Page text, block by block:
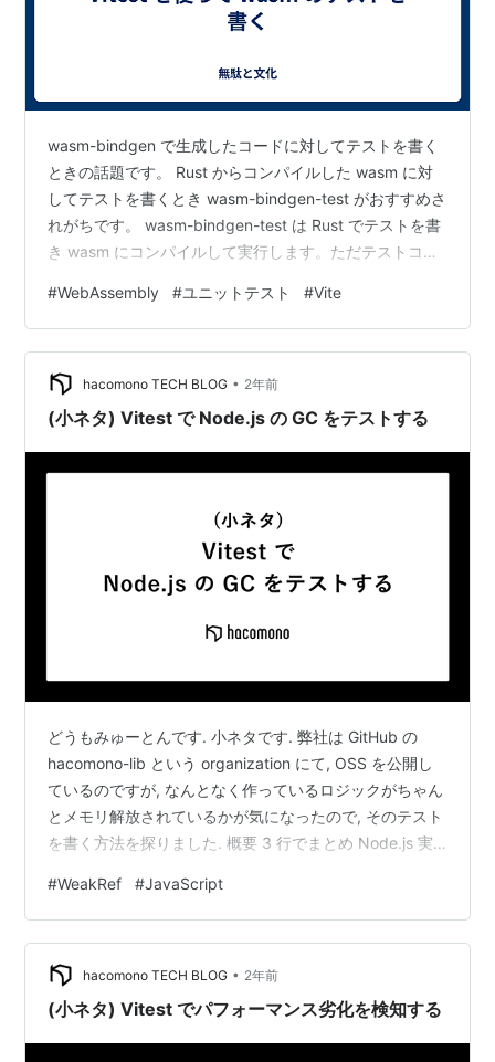
wasm-bindgen で生成したコードに対してテストを書く
ときの話題です。 Rust からコンパイルした wasm に対
してテストを書くとき wasm-bindgen-test がおすすめさ
れがちです。 wasm-bindgen-test は Rust でテストを書
き wasm にコンパイルして実行します。ただテストコー
程に問題があったときにわかりづらそうで少し嫌です。
JavaScript から呼び出す想定の wasm なら JavaScript
でテストコードを書くのがわかりやすいと思います。 と
いうわけで Vitest を使って…
#WebAssembly #ユニットテスト #Vite
hacomono TECH BLOG • 2年前
(小ネタ) Vitest で Node.js の GC をテストする
どうもみゅーとんです. 小ネタです. 弊社は GitHub の
hacomono-lib という organization にて, OSS を公開し
ているのですが, なんとなく作っているロジックがちゃん
とメモリ解放されているかが気になったので, そのテスト
を書く方法を探りました. 概要 3 行でまとめ Node.js 実
させる関数を有効化できる メモリ解放されているかどう
かは WeakRef を利用すると確認できる Node.js 実行時
のオプションを使って Vitest を実行できる ここで話題に
しないこと メモリ管理 / ガベージコレク…
#WeakRef #JavaScript
hacomono TECH BLOG • 2年前
(小ネタ) Vitest でパフォーマンス劣化を検知する